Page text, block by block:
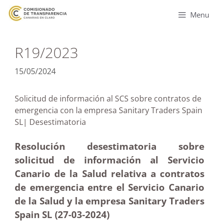
Menu
R19/2023
15/05/2024
Solicitud de información al SCS sobre contratos de
emergencia con la empresa Sanitary Traders Spain
SL| Desestimatoria
Resolución desestimatoria sobre
solicitud de información al Servicio
Canario de la Salud relativa a contratos
de emergencia entre el Servicio Canario
de la Salud y la empresa Sanitary Traders
Spain SL (27-03-2024)